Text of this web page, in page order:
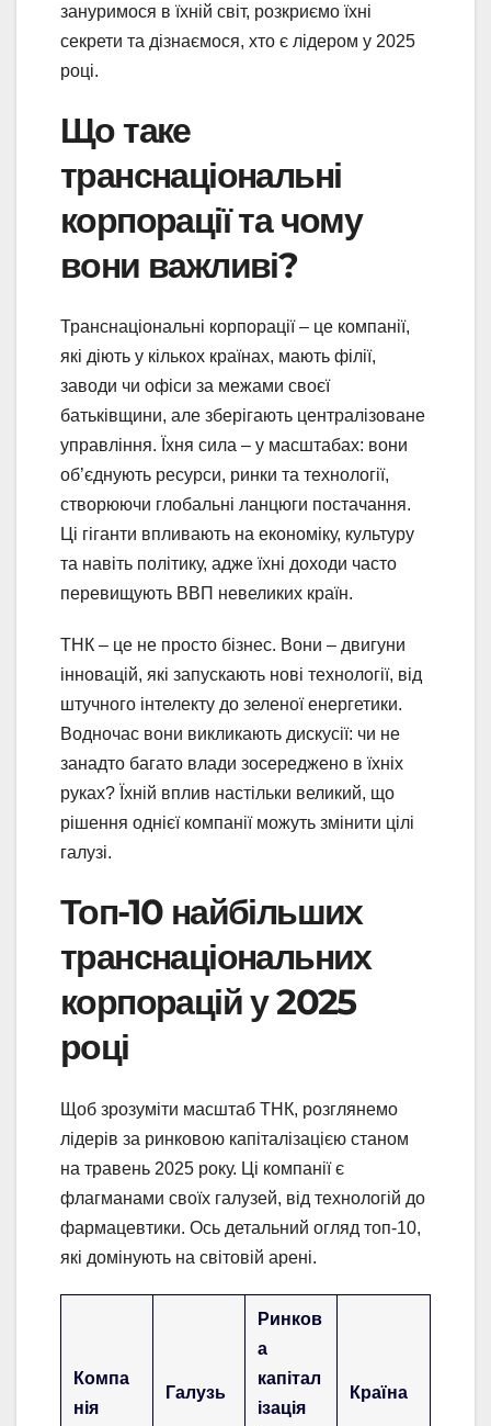
зануримося в їхній світ, розкриємо їхні
секрети та дізнаємося, хто є лідером у 2025
році.
Що таке
транснаціональні
корпорації та чому
вони важливі?
Транснаціональні корпорації – це компанії,
які діють у кількох країнах, мають філії,
заводи чи офіси за межами своєї
батьківщини, але зберігають централізоване
управління. Їхня сила – у масштабах: вони
об’єднують ресурси, ринки та технології,
створюючи глобальні ланцюги постачання.
Ці гіганти впливають на економіку, культуру
та навіть політику, адже їхні доходи часто
перевищують ВВП невеликих країн.
ТНК – це не просто бізнес. Вони – двигуни
інновацій, які запускають нові технології, від
штучного інтелекту до зеленої енергетики.
Водночас вони викликають дискусії: чи не
занадто багато влади зосереджено в їхніх
руках? Їхній вплив настільки великий, що
рішення однієї компанії можуть змінити цілі
галузі.
Топ-10 найбільших
транснаціональних
корпорацій у 2025
році
Щоб зрозуміти масштаб ТНК, розглянемо
лідерів за ринковою капіталізацією станом
на травень 2025 року. Ці компанії є
флагманами своїх галузей, від технологій до
фармацевтики. Ось детальний огляд топ-10,
які домінують на світовій арені.
Компа
нія
Галузь
Ринков
а
капітал
ізація
Країна